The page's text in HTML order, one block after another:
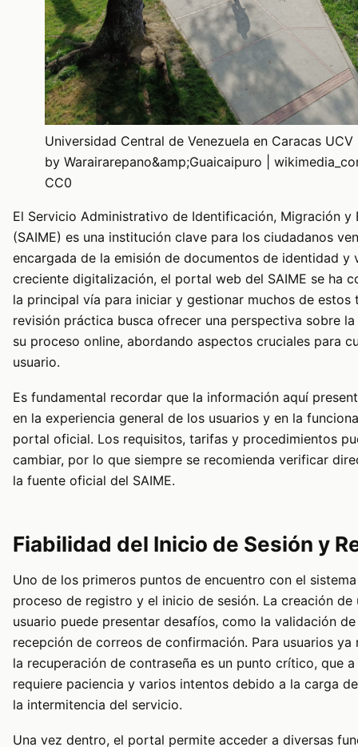
Universidad Central de Venezuela en Caracas
by Warairarepano&amp;Guaicaipuro |
CC0
El Servicio Administrativo de Identificación, Migración y
(SAIME) es una institución clave para los ciudadanos
encargada de la emisión de documentos de identidad y
creciente digitalización, el portal web del SAIME se ha
la principal vía para iniciar y gestionar muchos de estos
revisión práctica busca ofrecer una perspectiva sobre
su proceso online, abordando aspectos cruciales para
usuario.
Es fundamental recordar que la información aquí
en la experiencia general de los usuarios y en la
portal oficial. Los requisitos, tarifas y procedimientos
cambiar, por lo que siempre se recomienda verificar
la fuente oficial del SAIME.
Fiabilidad del Inicio de Sesión y
Uno de los primeros puntos de encuentro con el sistema
proceso de registro y el inicio de sesión. La creación de
usuario puede presentar desafíos, como la validación
recepción de correos de confirmación. Para usuarios ya
la recuperación de contraseña es un punto crítico, que
requiere paciencia y varios intentos debido a la carga
la intermitencia del servicio.
Una vez dentro, el portal permite acceder a diversas